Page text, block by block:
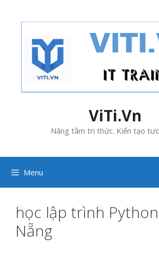
ViTi.Vn
Nâng tầm tri thức. Kiến tạo
Menu
học lập trình
Nẵng